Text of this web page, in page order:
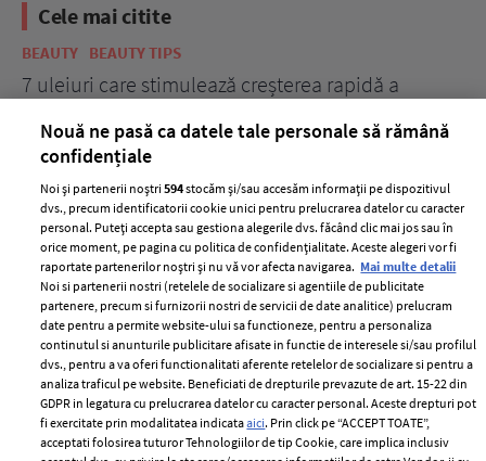
Cele mai citite
BEAUTY BEAUTY TIPS
7 uleiuri care stimulează creșterea rapidă a
ELLE Style Awards
2024
Despre ELLE
Romania
Contact
Termeni si conditii
Politica de
confidențialitate
Politica de cookies
Publicitate
Nouă ne pasă ca datele tale personale să rămână
confidențiale
Noi și partenerii noștri594stocăm și/sau accesăm informații pe dispozitivul
dvs., precum identificatorii cookie unici pentru prelucrarea datelor cu caracter
personal. Puteți accepta sau gestiona alegerile dvs. făcând clic mai jos sau în
orice moment, pe pagina cu politica de confidențialitate. Aceste alegeri vor fi
raportate partenerilor noștri și nu vă vor afecta navigarea. Mai multe detalii
Noi si partenerii nostri (retelele de socializare si agentiile de publicitate
partenere, precum si furnizorii nostri de servicii de date analitice) prelucram
date pentru a permite website-ului sa functioneze, pentru a personaliza
continutul si anunturile publicitare afisate in functie de interesele si/sau profilul
dvs., pentru a va oferi functionalitati aferente retelelor de socializare si pentru a
analiza traficul pe website. Beneficiati de drepturile prevazute de art. 15-22 din
GDPR in legatura cu prelucrarea datelor cu caracter personal. Aceste drepturi pot
fi exercitate prin modalitatea indicataaici. Prin click pe “ACCEPT TOATE”,
acceptati folosirea tuturor Tehnologiilor de tip Cookie, care implica inclusiv